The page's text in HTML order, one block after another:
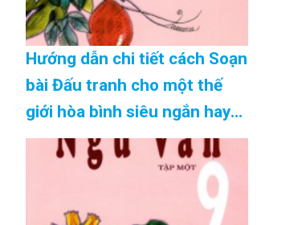
Nhật 08/2026
Hướng dẫn chi tiết cách Soạn
bài Đấu tranh cho một thế
giới hòa bình siêu ngắn hay
nhất Cập Nhật 08/2026